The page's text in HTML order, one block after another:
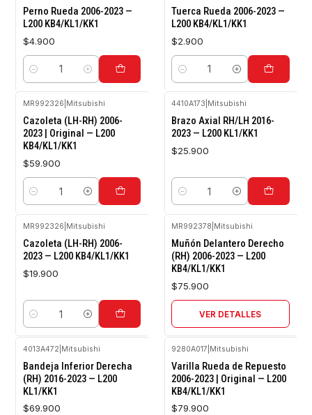
Perno Rueda 2006-2023 —
L200 KB4/KL1/KK1
$4.900
Cantidad
Tuerca Rueda 2006-2023 —
L200 KB4/KL1/KK1
$2.900
Cantidad
MR992326 Mitsubishi
Cazoleta (LH-RH) 2006-
2023 | Original — L200
KB4/KL1/KK1
$59.900
Cantidad
4410A173 Mitsubishi
Brazo Axial RH/LH 2016-
2023 — L200 KL1/KK1
$25.900
Cantidad
MR992326 Mitsubishi
Cazoleta (LH-RH) 2006-
2023 — L200 KB4/KL1/KK1
$19.900
Cantidad
MR992378 Mitsubishi
Muñón Delantero Derecho
(RH) 2006-2023 — L200
KB4/KL1/KK1
$75.900
VER DETALLES
4013A472 Mitsubishi
Bandeja Inferior Derecha
(RH) 2016-2023 — L200
KL1/KK1
$69.900
9280A017 Mitsubishi
Varilla Rueda de Repuesto
2006-2023 | Original — L200
KB4/KL1/KK1
$79.900